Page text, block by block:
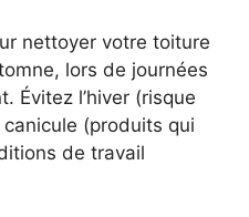
nettoyer votre toiture
lors de journées
Évitez l’hiver (risque
canicule (produits qui
de travail